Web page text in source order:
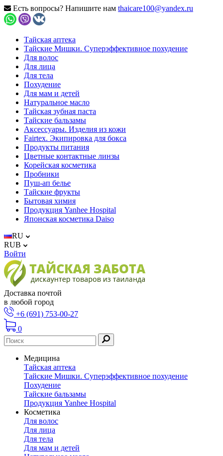
Есть вопросы? Напишите нам thaicare100@yandex.ru
Тайская аптека
Тайские Мишки. Суперэффективное похудение
Для волос
Для лица
Для тела
Похудение
Для мам и детей
Натуральное масло
Тайская зубная паста
Тайские бальзамы
Аксессуары. Изделия из кожи
Fairtex. Экипировка для бокса
Продукты питания
Цветные контактные линзы
Корейская косметика
Пробники
Пуш-ап белье
Тайские фрукты
Бытовая химия
Продукция Yanhee Hospital
Японская косметика Daiso
RU
RUB
Войти
Доставка почтой
в любой город
+6 (691) 753-00-27
0
Медицина
Тайская аптека
Тайские Мишки. Суперэффективное похудение
Похудение
Тайские бальзамы
Продукция Yanhee Hospital
Косметика
Для волос
Для лица
Для тела
Для мам и детей